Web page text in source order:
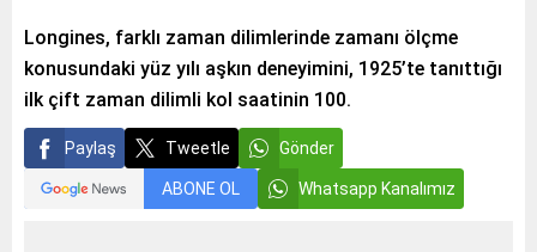
Longines, farklı zaman dilimlerinde zamanı ölçme
konusundaki yüz yılı aşkın deneyimini, 1925’te tanıttığı
ilk çift zaman dilimli kol saatinin 100.
Paylaş Tweetle Gönder
ABONE OL Whatsapp Kanalımız